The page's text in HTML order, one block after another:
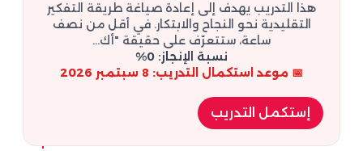
هذا التدريب يهدف إلى إعادة صياغة طريقة التفكير
التقليدية نحو النجاح والابتكار. في أقل من نصف
ساعة، ستتعرّف على حقيقة "أك...
نسبة الإنجاز: 0%
📅 موعد استكمال التدريب: 8 سبتمبر 2026
إستكمل التدريب